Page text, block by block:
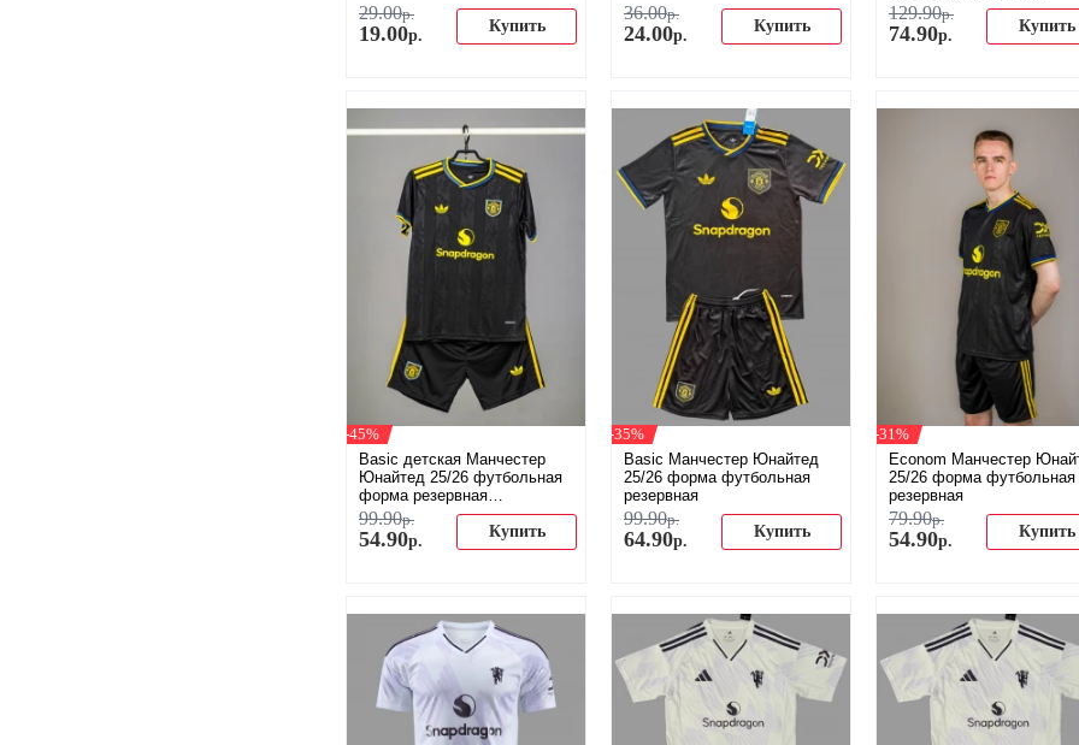
29.00р.
19.00р. Купить
36.00р.
24.00р. Купить
129.90р.
74.90р. Купить
-45%
Basic детская Манчестер
Юнайтед 25/26 футбольная
форма резервная
(распродажа)
99.90р.
54.90р. Купить
-35%
Basic Манчестер Юнайтед
25/26 форма футбольная
резервная
99.90р.
64.90р. Купить
-31%
Econom Манчестер
25/26 форма футбольная
резервная
79.90р.
54.90р. Купить